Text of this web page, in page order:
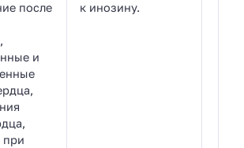
после
и
при
к инозину.